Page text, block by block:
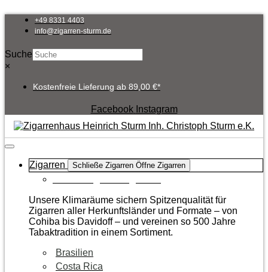
Inhalt
springen
+49 8331 4403
info@zigarren-sturm.de
Suche
×
Kostenfreie Lieferung ab 89,00 €*
Facebook Instagram
Zigarren Schließe Zigarren Öffne Zigarren
Unsere Klimaräume sichern Spitzenqualität für
Zigarren aller Herkunftsländer und Formate – von
Cohiba bis Davidoff – und vereinen so 500 Jahre
Tabaktradition in einem Sortiment.
Brasilien
Costa Rica